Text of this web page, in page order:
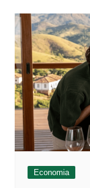
Economia